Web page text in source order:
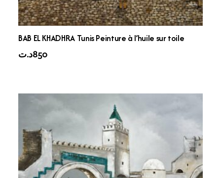
BAB EL KHADHRA Tunis Peinture à l’huile sur toile
850د.ت